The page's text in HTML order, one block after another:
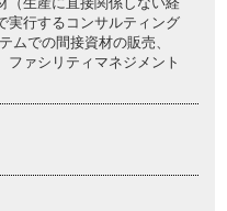
実行するコンサルティング
ムでの間接資材の販売、
ファシリティマネジメント